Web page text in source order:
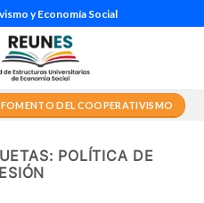
y Economía Social
DEL COOPERATIVISMO
POLÍTICA DE